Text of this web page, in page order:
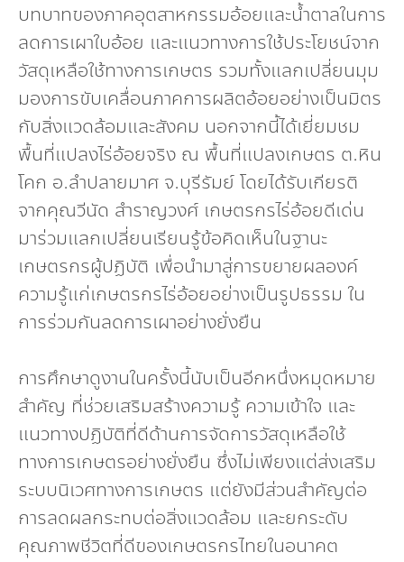
บทบาทของภาคอุตสาหกรรมอ้อยและน้ำตาลในการ
ลดการเผาใบอ้อย และแนวทางการใช้ประโยชน์จาก
วัสดุเหลือใช้ทางการเกษตร รวมทั้งแลกเปลี่ยนมุม
มองการขับเคลื่อนภาคการผลิตอ้อยอย่างเป็นมิตร
กับสิ่งแวดล้อมและสังคม นอกจากนี้ได้เยี่ยมชม
พื้นที่แปลงไร่อ้อยจริง ณ พื้นที่แปลงเกษตร ต.หิน
โคก อ.ลำปลายมาศ จ.บุรีรัมย์ โดยได้รับเกียรติ
จากคุณวีนัด สำราญวงศ์ เกษตรกรไร่อ้อยดีเด่น
มาร่วมแลกเปลี่ยนเรียนรู้ข้อคิดเห็นในฐานะ
เกษตรกรผู้ปฏิบัติ เพื่อนำมาสู่การขยายผลองค์
ความรู้แก่เกษตรกรไร่อ้อยอย่างเป็นรูปธรรม ใน
การร่วมกันลดการเผาอย่างยั่งยืน
การศึกษาดูงานในครั้งนี้นับเป็นอีกหนึ่งหมุดหมาย
สำคัญ ที่ช่วยเสริมสร้างความรู้ ความเข้าใจ และ
แนวทางปฏิบัติที่ดีด้านการจัดการวัสดุเหลือใช้
ทางการเกษตรอย่างยั่งยืน ซึ่งไม่เพียงแต่ส่งเสริม
ระบบนิเวศทางการเกษตร แต่ยังมีส่วนสำคัญต่อ
การลดผลกระทบต่อสิ่งแวดล้อม และยกระดับ
คุณภาพชีวิตที่ดีของเกษตรกรไทยในอนาคต